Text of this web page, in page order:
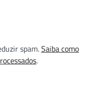
spam.Saiba como
.